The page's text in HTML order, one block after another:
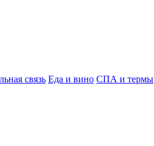
связь Еда и вино СПА и термы